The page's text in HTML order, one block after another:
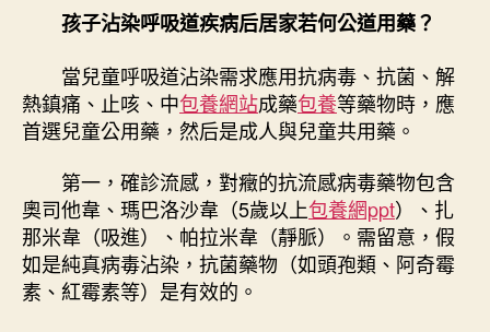
孩子沾染呼吸道疾病后居家若何公道用藥？
當兒童呼吸道沾染需求應用抗病毒、抗菌、解
熱鎮痛、止咳、中包養網站成藥包養等藥物時，應
首選兒童公用藥，然后是成人與兒童共用藥。
第一，確診流感，對癥的抗流感病毒藥物包含
奧司他韋、瑪巴洛沙韋（5歲以上包養網ppt）、扎
那米韋（吸進）、帕拉米韋（靜脈）。需留意，假
如是純真病毒沾染，抗菌藥物（如頭孢類、阿奇霉
素、紅霉素等）是有效的。